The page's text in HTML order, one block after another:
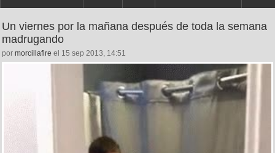
Un viernes por la mañana después de toda la semana
madrugando
por morcillafire el 15 sep 2013, 14:51